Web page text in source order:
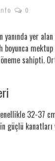
0
yanında yer
mektup
sahipti.
32-37
güçlü